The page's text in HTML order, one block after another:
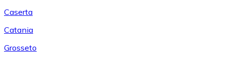
Caserta
Catania
Grosseto